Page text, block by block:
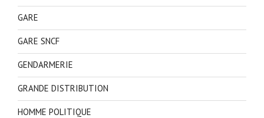
GARE
GARE SNCF
GENDARMERIE
GRANDE DISTRIBUTION
HOMME POLITIQUE